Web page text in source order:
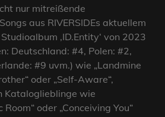
nur mitreißende
aus RIVERSIDEs aktuellem
‚ID.Entity‘ von 2023
Deutschland: #4, Polen: #2,
#9 uvm.) wie „Landmine
oder „Self-Aware“,
Kataloglieblinge wie
Room“ oder „Conceiving You“